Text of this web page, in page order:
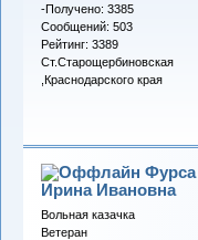
-Получено: 3385
Сообщений: 503
Рейтинг: 3389
Ст.Старощербиновская
,Краснодарского края
Фурса
Ирина Ивановна
Вольная казачка
Ветеран